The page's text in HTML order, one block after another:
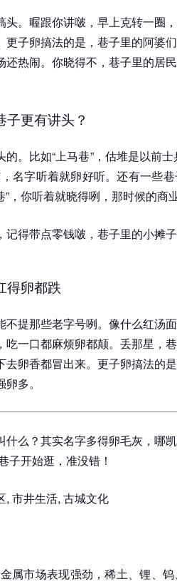
头。喔跟你讲啵，早上克转一圈
更子卵搞法的是，巷子里的阿婆
还热闹。你晓得不，巷子里的居
更有讲头？
。比如“上马巷”，估堆是以前
名字听着就卵好听。还有一些
”，你听着就晓得咧，那时候的商
记得带点零钱啵，巷子里的小摊
得卵都跌
不提那些老字号咧。像什么红汤
吃一口都麻烦卵都颠。丢那星，
去卵香都冒出来。更子卵搞法的
多。
什么？其实名字多得卵毛灰，哪
子开始逛，准没错！
, 市井生活, 古城文化
属市场表现强劲，稀土、锂、